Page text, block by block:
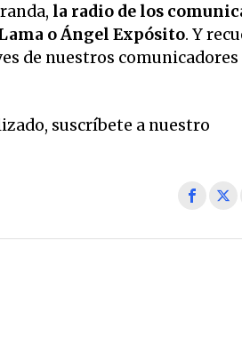
la radio de los
o Ángel Expósito. Y
de nuestros
suscríbete a nuestro